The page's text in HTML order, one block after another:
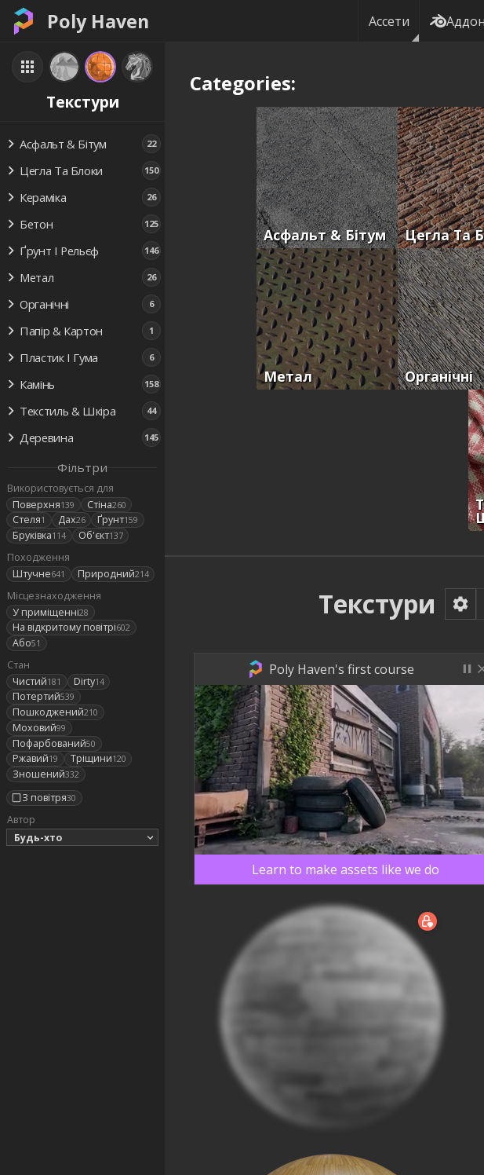
Poly Haven Ассети
Текстури
Асфальт & Бітум 22
Цегла Та Блоки 150
Кераміка 26
Бетон 125
Ґрунт І Рельєф 146
Метал 26
Органічні 6
Папір & Картон 1
Пластик І Гума 6
Камінь 158
Текстиль & Шкіра 44
Деревина 145
Фільтри
Використовується для
Поверхня139 Стіна260
Стеля1 Дах26 Ґрунт159
Бруківка114 Об'єкт137
Походження
Штучне641 Природний214
Місцезнаходження
У приміщенні28
На відкритому повітрі602
Або51
Стан
Чистий181 Dirty14
Потертий539
Пошкоджений210
Моховий99
Пофарбований50
Ржавий19 Тріщини120
Зношений332
З повітря30
Автор
Будь-хто
Categories:
Асфальт & Бітум Цегла Та
Метал Органічні
Текстури
Poly Haven's first course
Learn to make assets like we do